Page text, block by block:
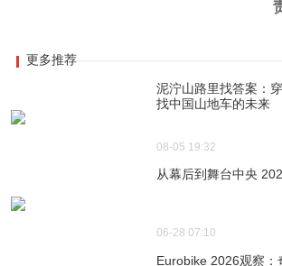
更多推荐
泥泞山路里找答案：
找中国山地车的未来
08-05 19:32
从幕后到舞台中央
06-28 07:10
Eurobike 2026观察：